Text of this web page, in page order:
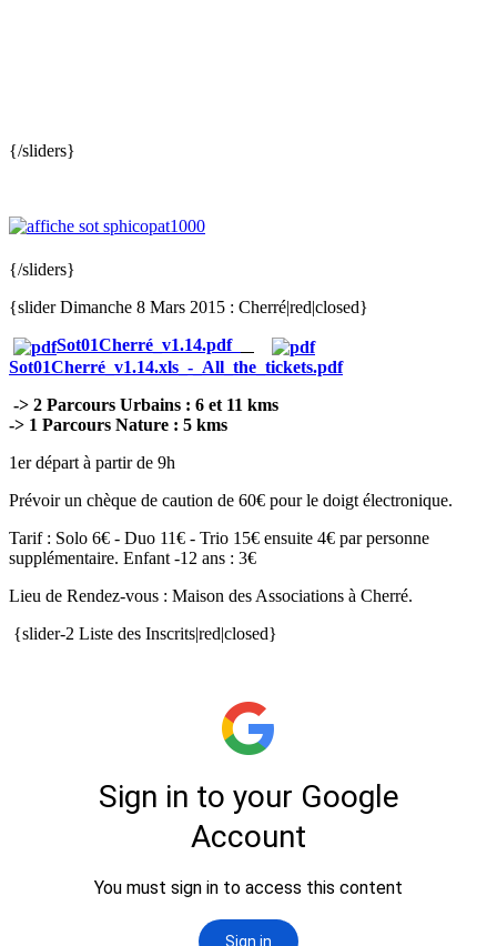
{/sliders}
{/sliders}
{slider Dimanche 8 Mars 2015 : Cherré|red|closed}
Sot01Cherré_v1.14.pdf
Sot01Cherré_v1.14.xls_-_All_the_tickets.pdf
-> 2 Parcours Urbains : 6 et 11 kms
-> 1 Parcours Nature : 5 kms
1er départ à partir de 9h
Prévoir un chèque de caution de 60€ pour le doigt électronique.
Tarif : Solo 6€ - Duo 11€ - Trio 15€ ensuite 4€ par personne
supplémentaire. Enfant -12 ans : 3€
Lieu de Rendez-vous : Maison des Associations à Cherré.
{slider-2 Liste des Inscrits|red|closed}